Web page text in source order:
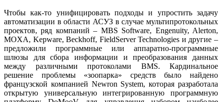
Чтобы как-то унифицировать подходы и упростить задачу
автоматизации в области АСУЗ в случае мультипротокольных
проектов, ряд компаний – MBS Software, Engenuity, Alerton,
MOXA, Kepware, Beckhoff, FieldServer Technologies и другие –
предложили программные или аппаратно-программные
шлюзы для сбора информации и преобразования данных
между различными протоколами BMS. Кардинальное
решение проблемы «зоопарка» средств было найдено
французской компанией Newron System, которая разработала
открытую универсальную интегрированную программную